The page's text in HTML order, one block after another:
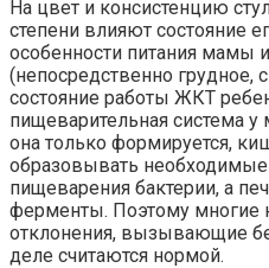
На цвет и консистенцию
степени влияют состояние
особенности питания
(непосредственно грудное,
состояние работы ЖКТ
пищеварительная система
она только формируется,
образовывать
пищеварения бактерии, а
ферменты. Поэтому многие
отклонения, вызывающие
деле считаются нормой.